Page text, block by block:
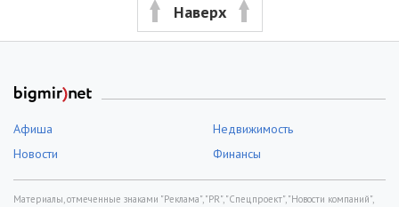
Наверх
Афиша
Недвижимость
Новости
Финансы
Материалы, отмеченные знаками "Реклама", "PR", "Спецпроект", "Новости компаний",